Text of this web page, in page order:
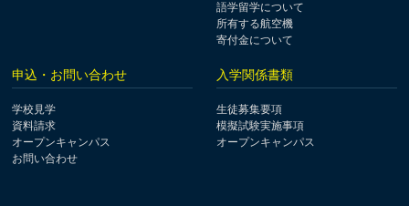
語学留学について
所有する航空機
寄付金について
申込・お問い合わせ
学校見学
資料請求
オープンキャンパス
お問い合わせ
入学関係書類
生徒募集要項
模擬試験実施事項
オープンキャンパス